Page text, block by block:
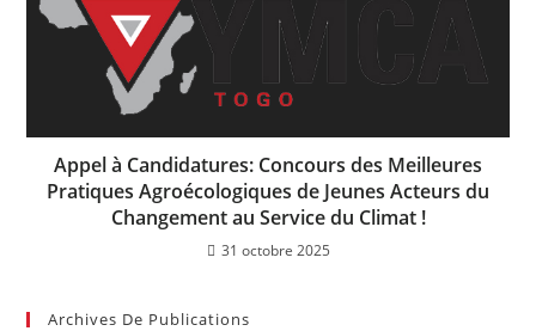
Appel à Candidatures: Concours des Meilleures
Pratiques Agroécologiques de Jeunes Acteurs du
Changement au Service du Climat !
31 octobre 2025
Archives De Publications